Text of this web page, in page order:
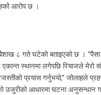
आरोप छ ।
८ गते घटेको बताइएको छ ।
एकान्त स्थानमा लगेपछि रियाजले मेरो
प्रयास गर्नुभयो,” जोलाहले
उजुरीको आधारमा घटना अनुसन्धान